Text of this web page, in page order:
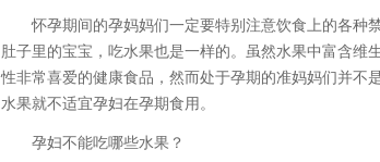
怀孕期间的孕妈妈们一定要特别注意饮食上的各种
肚子里的宝宝，吃水果也是一样的。虽然水果中富含维
性非常喜爱的健康食品，然而处于孕期的准妈妈们并不
水果就不适宜孕妇在孕期食用。
孕妇不能吃哪些水果？